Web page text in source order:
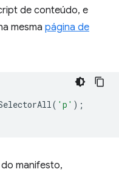
de conteúdo, e
mesma página de
( 'p' );
manifesto,